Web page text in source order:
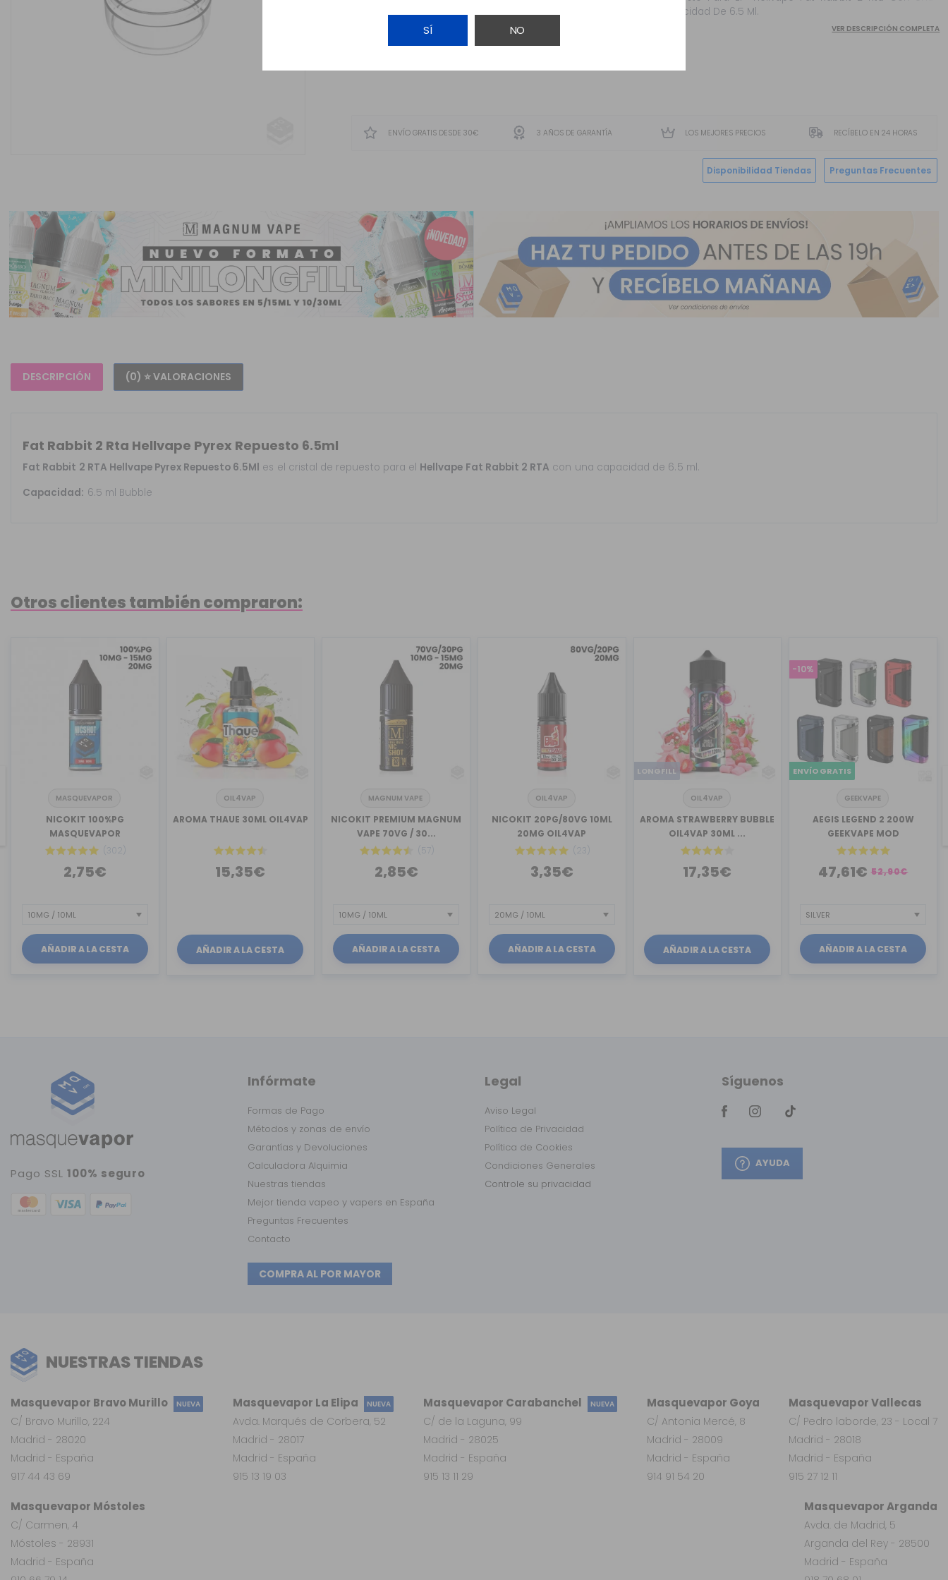
SÍ NO
Capacidad De 6.5 Ml.
VER DESCRIPCIÓN COMPLETA
ENVÍO GRATIS DESDE 30€ 3 AÑOS DE GARANTÍA LOS MEJORES PRECIOS RECÍBELO EN 24 HORAS
Disponibilidad Tiendas Preguntas Frecuentes
DESCRIPCIÓN (0) ⭐ VALORACIONES
Fat Rabbit 2 Rta Hellvape Pyrex Repuesto 6.5ml
Fat Rabbit 2 RTA Hellvape Pyrex Repuesto 6.5Ml es el cristal de repuesto para el Hellvape Fat Rabbit 2 RTA con una capacidad de 6.5 ml.
Capacidad: 6.5 ml Bubble
Otros clientes también compraron:
MASQUEVAPOR
NICOKIT 100%PG
MASQUEVAPOR
(302)
2,75€
AÑADIR A LA CESTA
OIL4VAP
AROMA THAUE 30ML OIL4VAP
15,35€
AÑADIR A LA CESTA
MAGNUM VAPE
NICOKIT PREMIUM MAGNUM
VAPE 70VG / 30...
(57)
2,85€
AÑADIR A LA CESTA
OIL4VAP
NICOKIT 20PG/80VG 10ML
20MG OIL4VAP
(23)
3,35€
AÑADIR A LA CESTA
LONGFILL
OIL4VAP
AROMA STRAWBERRY BUBBLE
OIL4VAP 30ML ...
17,35€
AÑADIR A LA CESTA
-10%
ENVÍO GRATIS
GEEKVAPE
AEGIS LEGEND 2 200W
GEEKVAPE MOD
47,61€ 52,90€
AÑADIR A LA CESTA
Pago SSL 100% seguro
Infórmate
Formas de Pago
Métodos y zonas de envío
Garantías y Devoluciones
Calculadora Alquimia
Nuestras tiendas
Mejor tienda vapeo y vapers en España
Preguntas Frecuentes
Contacto
COMPRA AL POR MAYOR
Legal
Aviso Legal
Política de Privacidad
Política de Cookies
Condiciones Generales
Controle su privacidad
Síguenos
AYUDA
NUESTRAS TIENDAS
Masquevapor Arganda
Avda. de Madrid, 5
Arganda del Rey - 28500
Madrid - España
Masquevapor Carabanchel NUEVA
C/ de la Laguna, 99
Madrid - 28025
Madrid - España
915 13 11 29
Masquevapor Vallecas
C/ Pedro laborde, 23 - Local 7
Madrid - 28018
Madrid - España
915 27 12 11
Masquevapor Móstoles
C/ Carmen, 4
Móstoles - 28931
Madrid - España
Masquevapor Goya
C/ Antonia Mercé, 8
Madrid - 28009
Madrid - España
914 91 54 20
Masquevapor La Elipa NUEVA
Avda. Marqués de Corbera, 52
Madrid - 28017
Madrid - España
915 13 19 03
Masquevapor Bravo Murillo NUEVA
C/ Bravo Murillo, 224
Madrid - 28020
Madrid - España
917 44 43 69